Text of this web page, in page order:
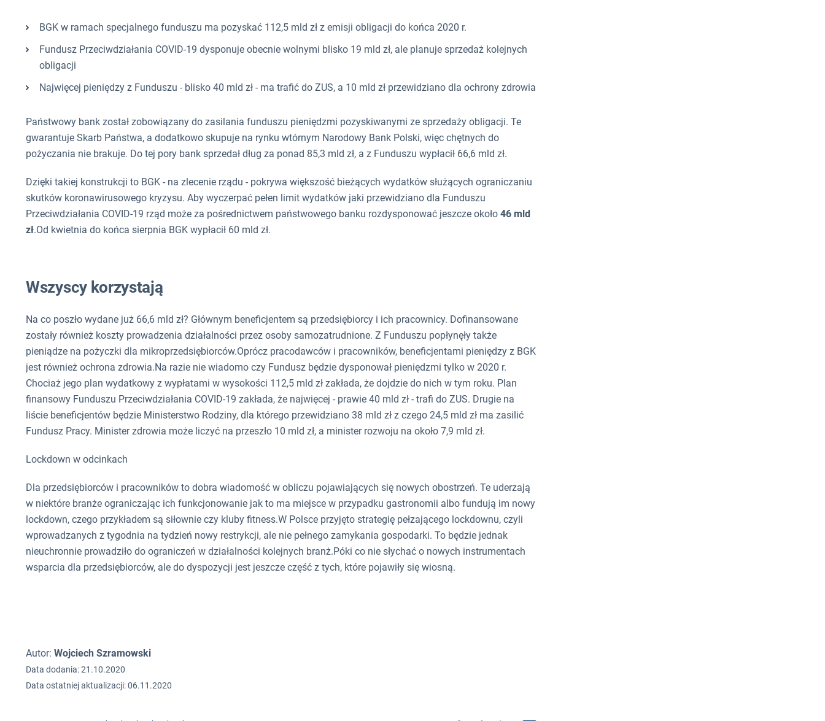
BGK w ramach specjalnego funduszu ma pozyskać 112,5 mld zł z emisji obligacji do końca 2020 r.
Fundusz Przeciwdziałania COVID-19 dysponuje obecnie wolnymi blisko 19 mld zł, ale planuje sprzedaż kolejnych
obligacji
Najwięcej pieniędzy z Funduszu - blisko 40 mld zł - ma trafić do ZUS, a 10 mld zł przewidziano dla ochrony zdrowia
Państwowy bank został zobowiązany do zasilania funduszu pieniędzmi pozyskiwanymi ze sprzedaży obligacji. Te
gwarantuje Skarb Państwa, a dodatkowo skupuje na rynku wtórnym Narodowy Bank Polski, więc chętnych do
pożyczania nie brakuje. Do tej pory bank sprzedał dług za ponad 85,3 mld zł, a z Funduszu wypłacił 66,6 mld zł.
Dzięki takiej konstrukcji to BGK - na zlecenie rządu - pokrywa większość bieżących wydatków służących ograniczaniu
skutków koronawirusowego kryzysu. Aby wyczerpać pełen limit wydatków jaki przewidziano dla Funduszu
Przeciwdziałania COVID-19 rząd może za pośrednictwem państwowego banku rozdysponować jeszcze około 46 mld
zł.Od kwietnia do końca sierpnia BGK wypłacił 60 mld zł.
Wszyscy korzystają
Na co poszło wydane już 66,6 mld zł? Głównym beneficjentem są przedsiębiorcy i ich pracownicy. Dofinansowane
zostały również koszty prowadzenia działalności przez osoby samozatrudnione. Z Funduszu popłynęły także
pieniądze na pożyczki dla mikroprzedsiębiorców.Oprócz pracodawców i pracowników, beneficjentami pieniędzy z BGK
jest również ochrona zdrowia.Na razie nie wiadomo czy Fundusz będzie dysponował pieniędzmi tylko w 2020 r.
Chociaż jego plan wydatkowy z wypłatami w wysokości 112,5 mld zł zakłada, że dojdzie do nich w tym roku. Plan
finansowy Funduszu Przeciwdziałania COVID-19 zakłada, że najwięcej - prawie 40 mld zł - trafi do ZUS. Drugie na
liście beneficjentów będzie Ministerstwo Rodziny, dla którego przewidziano 38 mld zł z czego 24,5 mld zł ma zasilić
Fundusz Pracy. Minister zdrowia może liczyć na przeszło 10 mld zł, a minister rozwoju na około 7,9 mld zł.
Lockdown w odcinkach
Dla przedsiębiorców i pracowników to dobra wiadomość w obliczu pojawiających się nowych obostrzeń. Te uderzają
w niektóre branże ograniczając ich funkcjonowanie jak to ma miejsce w przypadku gastronomii albo fundują im nowy
lockdown, czego przykładem są siłownie czy kluby fitness.W Polsce przyjęto strategię pełzającego lockdownu, czyli
wprowadzanych z tygodnia na tydzień nowy restrykcji, ale nie pełnego zamykania gospodarki. To będzie jednak
nieuchronnie prowadziło do ograniczeń w działalności kolejnych branż.Póki co nie słychać o nowych instrumentach
wsparcia dla przedsiębiorców, ale do dyspozycji jest jeszcze część z tych, które pojawiły się wiosną.
Autor: Wojciech Szramowski
Data dodania: 21.10.2020
Data ostatniej aktualizacji: 06.11.2020